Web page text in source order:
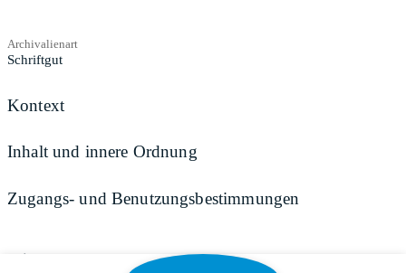
Archivalienart
Schriftgut
Kontext
Inhalt und innere Ordnung
Zugangs- und Benutzungsbestimmungen
Teilen